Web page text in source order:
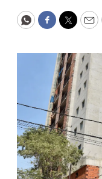
WhatsApp
Facebook